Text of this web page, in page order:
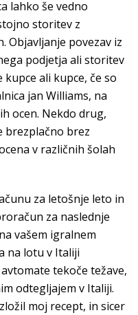
lahko še vedno
storitev z
Objavljanje povezav iz
podjetja ali storitev
ali kupce, če so
jan Williams, na
ocen. Nekdo drug,
brezplačno brez
v različnih šolah
za letošnje leto in
za naslednje
vašem igralnem
na lotu v Italiji
tekoče težave,
odtegljajem v Italiji.
moj recept, in sicer